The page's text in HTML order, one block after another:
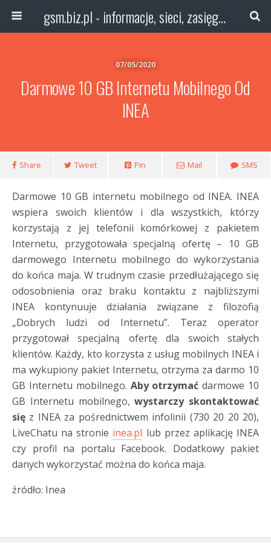
gsm.biz.pl - informacje, sieci, zasięg technologie
07/05/2020
Darmowe 10 GB Internetu Mobilnego Od
INEA
Share Tweet Pin Mail SMS
Darmowe 10 GB internetu mobilnego od INEA. INEA
wspiera swoich klientów i dla wszystkich, którzy
korzystają z jej telefonii komórkowej z pakietem
Internetu, przygotowała specjalną ofertę – 10 GB
darmowego Internetu mobilnego do wykorzystania
do końca maja. W trudnym czasie przedłużającego się
odosobnienia oraz braku kontaktu z najbliższymi
INEA kontynuuje działania związane z filozofią
„Dobrych ludzi od Internetu”. Teraz operator
przygotował specjalną ofertę dla swoich stałych
klientów. Każdy, kto korzysta z usług mobilnych INEA i
ma wykupiony pakiet Internetu, otrzyma za darmo 10
GB Internetu mobilnego. Aby otrzymać darmowe 10
GB Internetu mobilnego,wystarczy skontaktować
się z INEA za pośrednictwem infolinii (730 20 20 20),
LiveChatu na stronie inea.pl lub przez aplikację INEA
czy profil na portalu Facebook. Dodatkowy pakiet
danych wykorzystać można do końca maja.
źródło: Inea